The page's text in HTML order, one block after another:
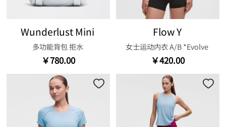
Wunderlust Mini
多功能背包 拒水
￥780.00
Flow Y
女士运动内衣 A/B *Evolve
￥420.00